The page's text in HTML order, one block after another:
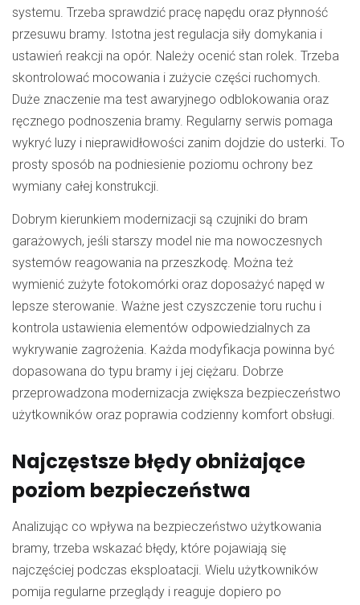
systemu. Trzeba sprawdzić pracę napędu oraz płynność
przesuwu bramy. Istotna jest regulacja siły domykania i
ustawień reakcji na opór. Należy ocenić stan rolek. Trzeba
skontrolować mocowania i zużycie części ruchomych.
Duże znaczenie ma test awaryjnego odblokowania oraz
ręcznego podnoszenia bramy. Regularny serwis pomaga
wykryć luzy i nieprawidłowości zanim dojdzie do usterki. To
prosty sposób na podniesienie poziomu ochrony bez
wymiany całej konstrukcji.
Dobrym kierunkiem modernizacji są czujniki do bram
garażowych, jeśli starszy model nie ma nowoczesnych
systemów reagowania na przeszkodę. Można też
wymienić zużyte fotokomórki oraz doposażyć napęd w
lepsze sterowanie. Ważne jest czyszczenie toru ruchu i
kontrola ustawienia elementów odpowiedzialnych za
wykrywanie zagrożenia. Każda modyfikacja powinna być
dopasowana do typu bramy i jej ciężaru. Dobrze
przeprowadzona modernizacja zwiększa bezpieczeństwo
użytkowników oraz poprawia codzienny komfort obsługi.
Najczęstsze błędy obniżające
poziom bezpieczeństwa
Analizując co wpływa na bezpieczeństwo użytkowania
bramy, trzeba wskazać błędy, które pojawiają się
najczęściej podczas eksploatacji. Wielu użytkowników
pomija regularne przeglądy i reaguje dopiero po